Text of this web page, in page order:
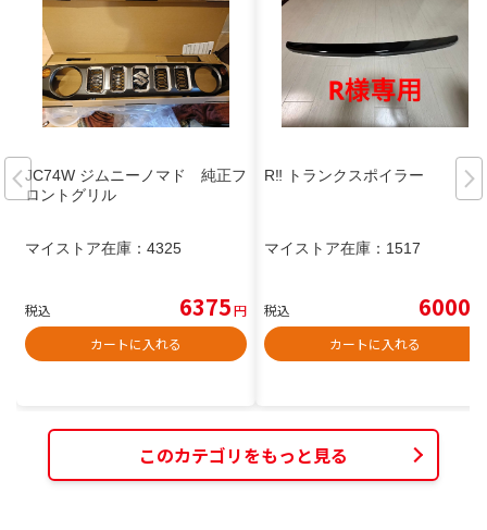
JC74W ジムニーノマド 純正フ
ロントグリル
マイストア在庫： 4325
税込 6375円
カートに入れる
R‼️ トランクスポイラー
マイストア在庫： 1517
税込 6000
カートに入れる
このカテゴリをもっと見る